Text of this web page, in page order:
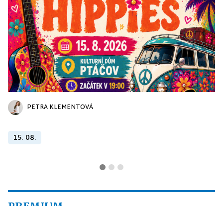
PETRA KLEMENTOVÁ
15. 08.